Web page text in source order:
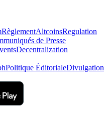
RèglementAltcoinsRegulation
de Presse
Decentralization
Politique ÉditorialeDivulgation